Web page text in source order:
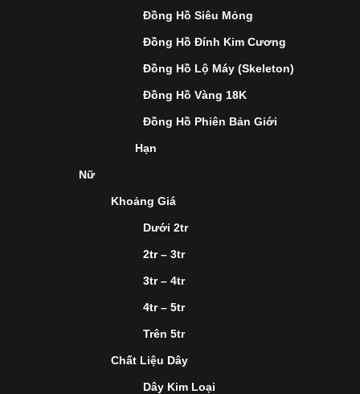
Đồng Hồ Siêu Mỏng
Đồng Hồ Đính Kim Cương
Đồng Hồ Lộ Máy (Skeleton)
Đồng Hồ Vàng 18K
Đồng Hồ Phiên Bản Giới
Hạn
Nữ
Khoảng Giá
Dưới 2tr
2tr – 3tr
3tr – 4tr
4tr – 5tr
Trên 5tr
Chất Liệu Dây
Dây Kim Loại